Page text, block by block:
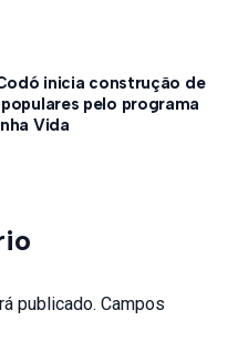
inicia construção de
pelo programa
Vida
publicado. Campos